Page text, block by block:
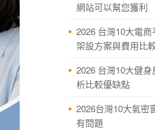
網站可以幫您獲利
2026 台灣10大電
架設方案與費用比
2026 台灣10大健
析比較優缺點
2026台灣10大氣密
有問題